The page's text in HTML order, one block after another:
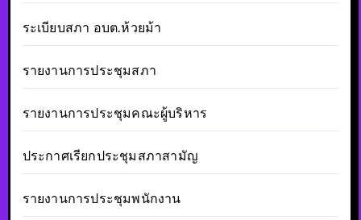
ระเบียบสภา อบต.ห้วยม้า
รายงานการประชุมสภา
รายงานการประชุมคณะผู้บริหาร
ประกาศเรียกประชุมสภาสามัญ
รายงานการประชุมพนักงาน